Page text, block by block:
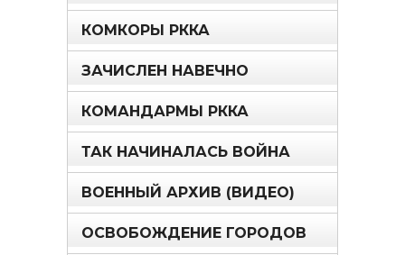
КОМКОРЫ РККА
ЗАЧИСЛЕН НАВЕЧНО
КОМАНДАРМЫ РККА
ТАК НАЧИНАЛАСЬ ВОЙНА
ВОЕННЫЙ АРХИВ (ВИДЕО)
ОСВОБОЖДЕНИЕ ГОРОДОВ